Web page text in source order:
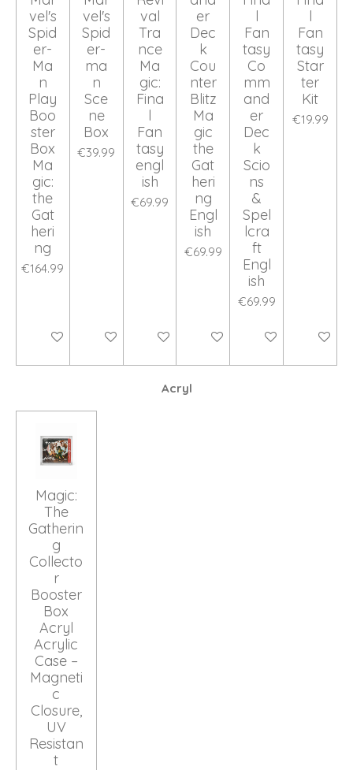
vel's
Spid
er-
Ma
n
Play
Boo
ster
Box
Ma
gic:
the
Gat
heri
ng
€164.99
Add to cart
vel's
Spid
er-
ma
n
Sce
ne
Box
€39.99
Add to cart
val
Tra
nce
Ma
gic:
Fina
l
Fan
tasy
engl
ish
€69.99
Add to cart
er
Dec
k
Cou
nter
Blitz
Ma
gic
the
Gat
heri
ng
Engl
ish
€69.99
Add to cart
l
Fan
tasy
Co
mm
and
er
Dec
k
Scio
ns
&
Spel
lcra
ft
Engl
ish
€69.99
Add to cart
l
Fan
tasy
Star
ter
Kit
€19.99
Add to
Acryl
Magic:
The
Gatherin
g
Collecto
r
Booster
Box
Acryl
Acrylic
Case –
Magneti
c
Closure,
UV
Resistan
t